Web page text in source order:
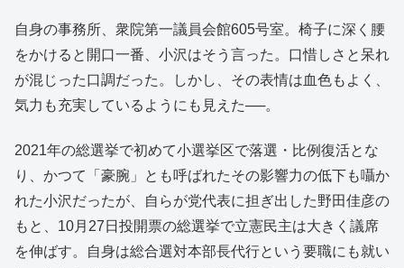
自身の事務所、衆院第一議員会館605号室。椅子に深く腰
をかけると開口一番、小沢はそう言った。口惜しさと呆れ
が混じった口調だった。しかし、その表情は血色もよく、
気力も充実しているようにも見えた──。
2021年の総選挙で初めて小選挙区で落選・比例復活とな
り、かつて「豪腕」とも呼ばれたその影響力の低下も囁か
れた小沢だったが、自らが党代表に担ぎ出した野田佳彦の
もと、10月27日投開票の総選挙で立憲民主は大きく議席
を伸ばす。自身は総合選対本部長代行という要職にも就い